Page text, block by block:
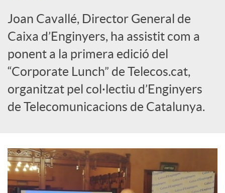
o
c
i
a
l
s
Joan Cavallé, Director General de
Caixa d’Enginyers, ha assistit com a
ponent a la primera edició del
“Corporate Lunch” de Telecos.cat,
organitzat pel col·lectiu d’Enginyers
de Telecomunicacions de Catalunya.